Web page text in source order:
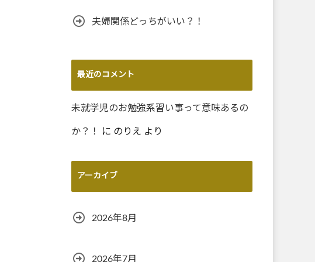
夫婦関係どっちがいい？！
最近のコメント
未就学児のお勉強系習い事って意味あるの
か？！ に のりえ より
アーカイブ
2026年8月
2026年7月